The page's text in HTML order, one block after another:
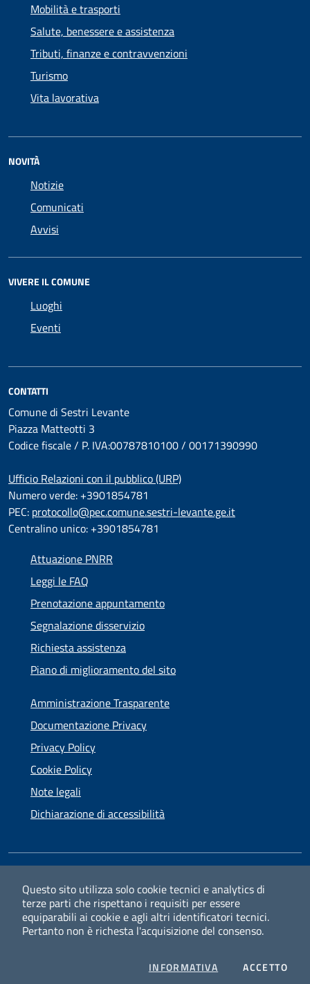
Questo sito utilizza solo cookie tecnici e analytics di
terze parti che rispettano i requisiti per essere
equiparabili ai cookie e agli altri identificatori tecnici.
Pertanto non è richesta l'acquisizione del consenso.
INFORMATIVA PRIVACYACCETTOI
Mobilità e trasporti
Salute, benessere e assistenza
Tributi, finanze e contravvenzioni
Turismo
Vita lavorativa
NOVITÀ
Notizie
Comunicati
Avvisi
VIVERE IL COMUNE
Luoghi
Eventi
CONTATTI
Comune di Sestri Levante
Piazza Matteotti 3
Codice fiscale / P. IVA:00787810100 / 00171390990
Ufficio Relazioni con il pubblico (URP)
Numero verde: +3901854781
PEC: protocollo@pec.comune.sestri-levante.ge.it
Centralino unico: +3901854781
Attuazione PNRR
Leggi le FAQ
Prenotazione appuntamento
Segnalazione disservizio
Richiesta assistenza
Piano di miglioramento del sito
Amministrazione Trasparente
Documentazione Privacy
Privacy Policy
Cookie Policy
Note legali
Dichiarazione di accessibilità
FacebookInstagram